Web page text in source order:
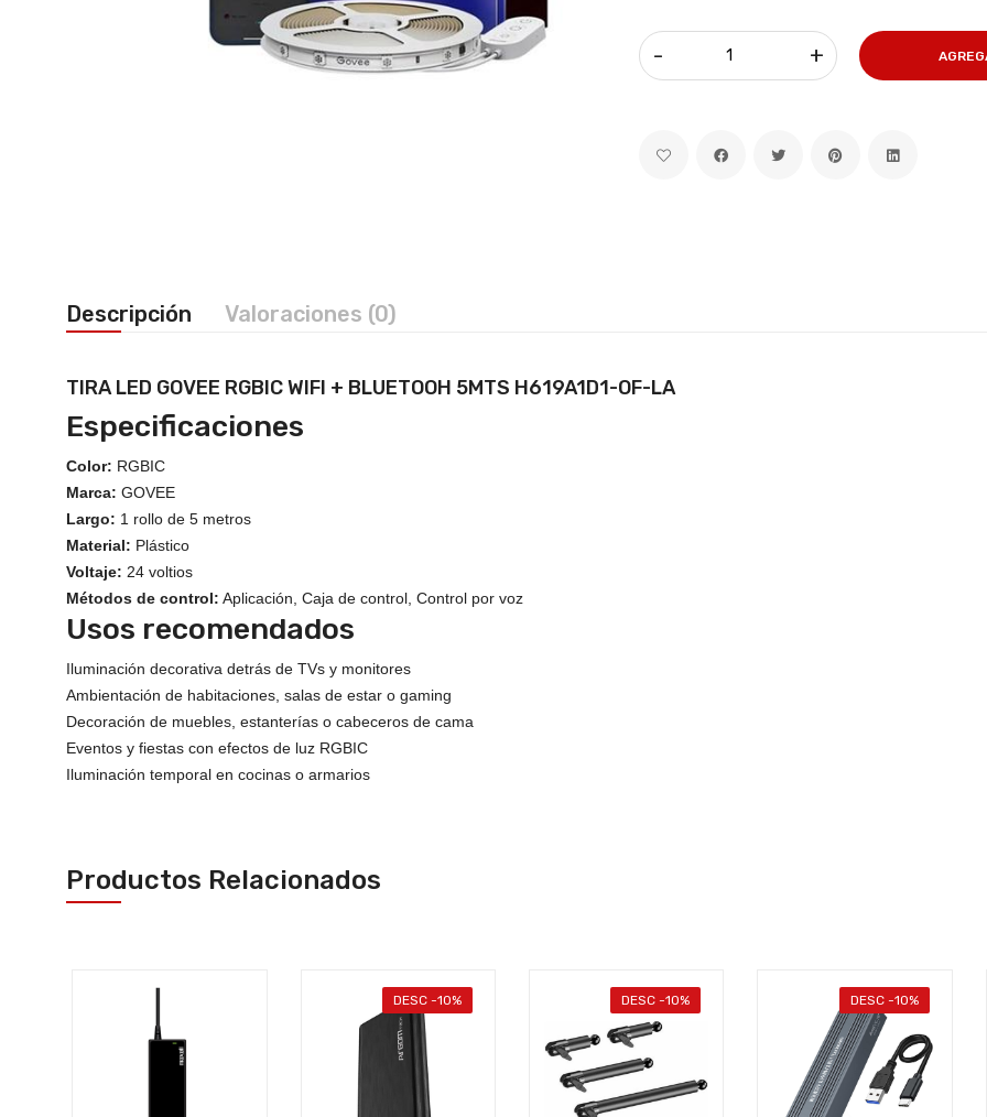
- +
Descripción Valoraciones (0)
TIRA LED GOVEE RGBIC WIFI + BLUETOOH 5MTS H619A1D1-OF-LA
Especificaciones
Color: RGBIC
Marca: GOVEE
Largo: 1 rollo de 5 metros
Material: Plástico
Voltaje: 24 voltios
Métodos de control: Aplicación, Caja de control, Control por voz
Usos recomendados
Iluminación decorativa detrás de TVs y monitores
Ambientación de habitaciones, salas de estar o gaming
Decoración de muebles, estanterías o cabeceros de cama
Eventos y fiestas con efectos de luz RGBIC
Iluminación temporal en cocinas o armarios
Productos Relacionados
DESC -10% DESC -10% DESC -10%